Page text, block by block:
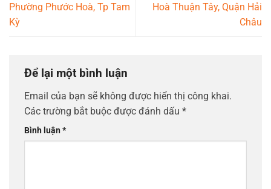
Phường Phước Hoà, Tp Tam
Kỳ
Hoà Thuận Tây, Quận Hải
Châu
Để lại một bình luận
Email của bạn sẽ không được hiển thị công khai.
Các trường bắt buộc được đánh dấu *
Bình luận*